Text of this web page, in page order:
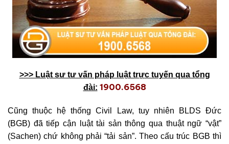
>>> Luật sư tư vấn pháp luật trực tuyến qua tổng
đài: 1900.6568
Cũng thuộc hệ thống Civil Law, tuy nhiên BLDS Đức
(BGB) đã tiếp cận luật tài sản thông qua thuật ngữ “vật”
(Sachen) chứ không phải “tải sản”. Theo cấu trúc BGB thì